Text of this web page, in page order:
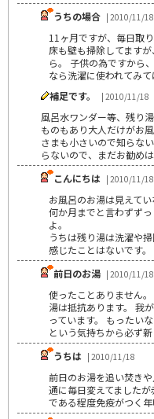
うちの場合 | 2010/11/18
11ヶ月ですが、毎日取
床も壁も掃除してます
ら。 子供の為ですから
なら洗濯に使われてみて
補足です。
| 2010/11/18
風呂水ワンダー等、残り
ものもあり大人だけがお
さまも小さいので知らな
らないので、まだお勧め
こんにちは | 2010/11/18
お風呂のお湯は見えてい
何か月までと言わずず
よ。
うちは残り湯は洗濯や
感じたことはないです。
前日のお湯 | 2010/11/18
使ったことありません
湯は抵抗あります。 我
っています。 もったい
という気持ちから必ず
うちは | 2010/11/18
前日のお湯を追い焚き
通に毎日変えてました
である程度免疫がつく